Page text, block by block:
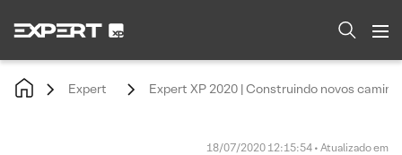
Expert Expert XP 2020 | Construindo novos
18/07/2020 12:15:54 • Atualizado em